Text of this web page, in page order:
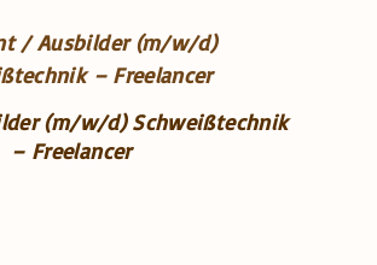
(m/w/d) Schweißtechnik
– Freelancer